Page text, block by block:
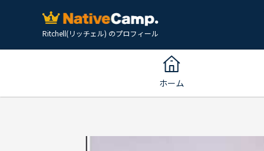
Ritchell(リッチェル) のプロフィール
ホーム